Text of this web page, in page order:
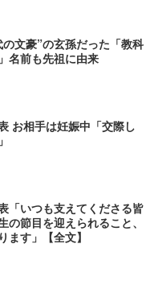
文豪”の玄孫だった「教科
名前も先祖に由来
お相手は妊娠中「交際し
「いつも支えてくださる皆
の節目を迎えられること、
ます」【全文】